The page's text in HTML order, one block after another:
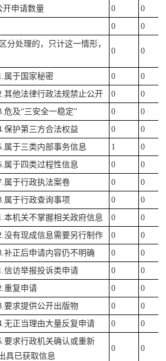
开申请数量
0 0
0 0
区分处理的，只计这一情形，
0 0
属于国家秘密 0 0
其他法律行政法规禁止公开 0 0
危及“三安全一稳定”
0 0
保护第三方合法权益 0 0
属于三类内部事务信息
1 0
属于四类过程性信息 0 0
属于行政执法案卷
0 0
属于行政查询事项 0 0
本机关不掌握相关政府信息 0 0
没有现成信息需要另行制作 0 0
补正后申请内容仍不明确 0 0
信访举报投诉类申请 0 0
重复申请
0 0
要求提供公开出版物
0 0
无正当理由大量反复申请
0 0
要求行政机关确认或重新
具已获取信息
0 0